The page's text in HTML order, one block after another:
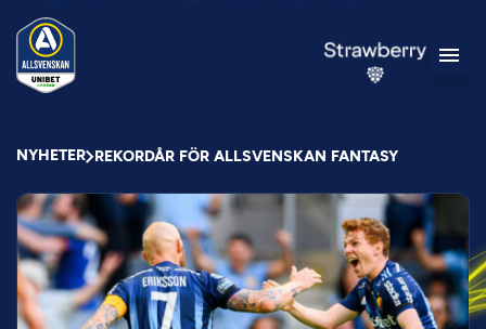
NYHETER REKORDÅR FÖR ALLSVENSKAN FANTASY